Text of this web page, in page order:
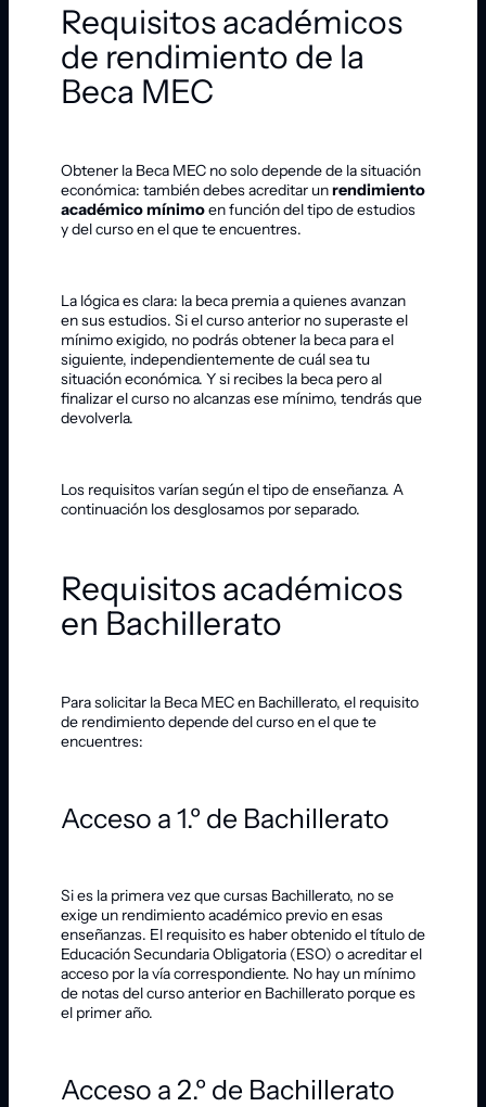
Requisitos académicos
de rendimiento de la
Beca MEC
Obtener la Beca MEC no solo depende de la situación
económica: también debes acreditar unrendimiento
académico mínimoen función del tipo de estudios
y del curso en el que te encuentres.
La lógica es clara: la beca premia a quienes avanzan
en sus estudios. Si el curso anterior no superaste el
mínimo exigido, no podrás obtener la beca para el
siguiente, independientemente de cuál sea tu
situación económica. Y si recibes la beca pero al
finalizar el curso no alcanzas ese mínimo, tendrás que
devolverla.
Los requisitos varían según el tipo de enseñanza. A
continuación los desglosamos por separado.
Requisitos académicos
en Bachillerato
Para solicitar la Beca MEC en Bachillerato, el requisito
de rendimiento depende del curso en el que te
encuentres:
Acceso a 1.º de Bachillerato
Si es la primera vez que cursas Bachillerato, no se
exige un rendimiento académico previo en esas
enseñanzas. El requisito es haber obtenido el título de
Educación Secundaria Obligatoria (ESO) o acreditar el
acceso por la vía correspondiente. No hay un mínimo
de notas del curso anterior en Bachillerato porque es
el primer año.
Acceso a 2.º de Bachillerato